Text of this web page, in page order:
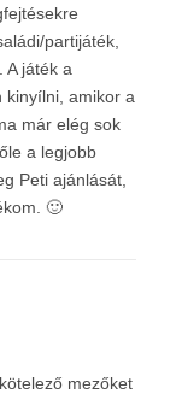
partijáték,
A játék a
kinyílni, amikor a
már elég sok
a legjobb
Peti ajánlását,
🙂
mezőket